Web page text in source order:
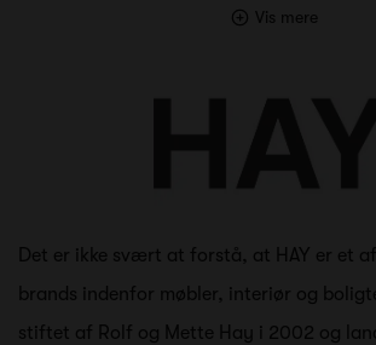
Vis mere
Det er ikke svært at forstå, at HAY er et
brands indenfor møbler, interiør og
stiftet af Rolf og Mette Hay i 2002 og